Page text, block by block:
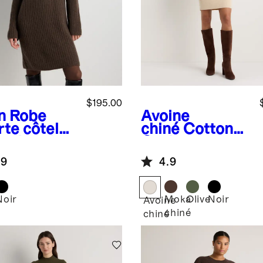
Robe
côtelée
à
$195.00
Avoine
chiné Cotton
Mock Neck
Mini Dress
4.9
Avoine
chiné
Moka
chiné
OliveNoir